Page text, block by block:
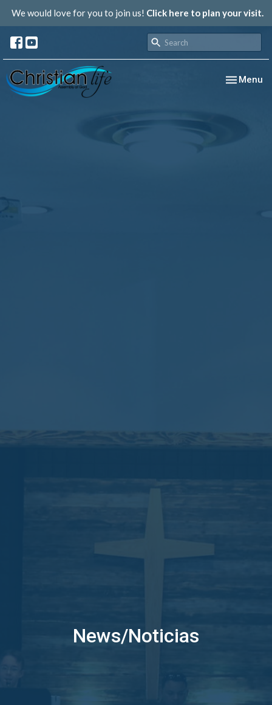
We would love for you to join us! Click here to plan your visit.
Toggle
Menu
News/Noticias